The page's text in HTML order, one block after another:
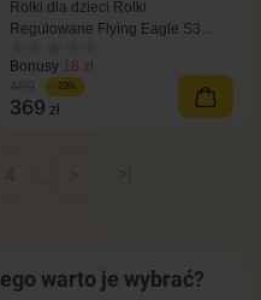
Rolki dla dzieci Rolki
Regulowane Flying Eagle S3
Bonusy 18 zł
-23%
369 zł
warto je wybrać?